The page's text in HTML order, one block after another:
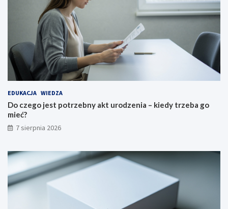
EDUKACJA WIEDZA
Do czego jest potrzebny akt urodzenia – kiedy trzeba go
mieć?
7 sierpnia 2026